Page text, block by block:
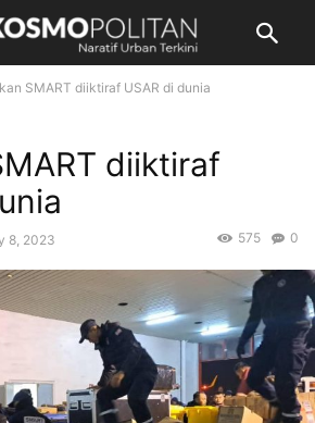
SMART diiktiraf USAR di dunia
diiktiraf
8, 2023 0
575